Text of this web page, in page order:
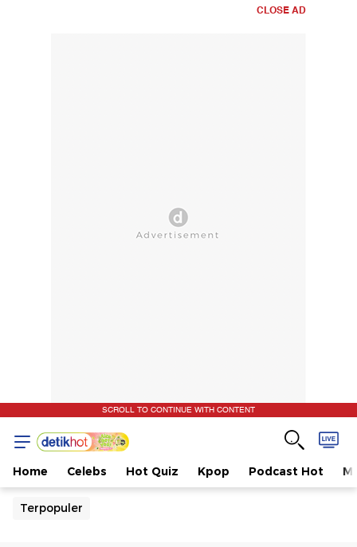
CLOSE AD
SCROLL TO CONTINUE WITH CONTENT
Home Celebs Hot Quiz Kpop Podcast Hot
Terpopuler